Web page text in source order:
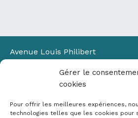
Gérer le
cookies
Pour offrir les meilleures expériences,
technologies telles que les cookies pour
Avenue Louis Philibert
Bâtiment Laennec
13100 Aix-en-Provence
✉ contact@crige-paca.org